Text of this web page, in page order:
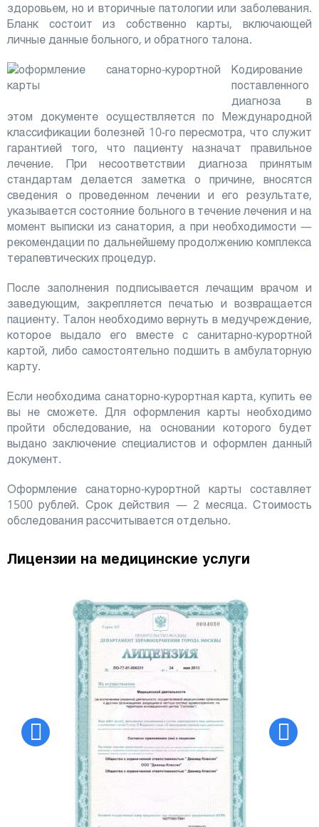
здоровьем, но и вторичные патологии или заболевания.
Бланк состоит из собственно карты, включающей
личные данные больного, и обратного талона.
Кодирование
поставленного
диагноза в
этом документе осуществляется по Международной
классификации болезней 10-го пересмотра, что служит
гарантией того, что пациенту назначат правильное
лечение. При несоответствии диагноза принятым
стандартам делается заметка о причине, вносятся
сведения о проведенном лечении и его результате,
указывается состояние больного в течение лечения и на
момент выписки из санатория, а при необходимости —
рекомендации по дальнейшему продолжению комплекса
терапевтических процедур.
После заполнения подписывается лечащим врачом и
заведующим, закрепляется печатью и возвращается
пациенту. Талон необходимо вернуть в медучреждение,
которое выдало его вместе с санитарно-курортной
картой, либо самостоятельно подшить в амбулаторную
карту.
Если необходима санаторно-курортная карта, купить ее
вы не сможете. Для оформления карты необходимо
пройти обследование, на основании которого будет
выдано заключение специалистов и оформлен данный
документ.
Оформление санаторно-курортной карты составляет
1500 рублей. Срок действия — 2 месяца. Стоимость
обследования рассчитывается отдельно.
Лицензии на медицинские услуги